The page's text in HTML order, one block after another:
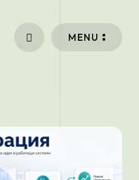
MENU